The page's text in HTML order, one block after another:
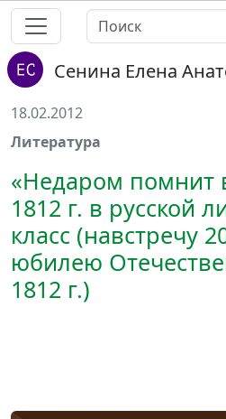
Сенина Елена
18.02.2012
Литература
«Недаром помнит
1812 г. в русской
класс (навстречу
юбилею
1812 г.)